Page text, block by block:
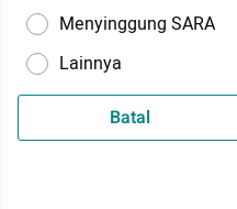
Menyinggung SARA
Lainnya
Batal